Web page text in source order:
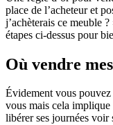
place de l’acheteur et
j’achèterais ce meuble
étapes ci-dessus pour
Où vendre
Évidement vous
vous mais cela implique
libérer ses journées voir